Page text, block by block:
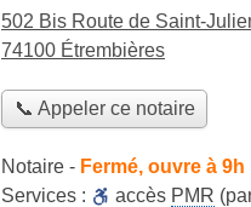
502 Bis Route de Saint-
74100 Étrembières
📞 Appeler ce notaire
Notaire - Fermé, ouvre à 9h
Services :
accès PMR